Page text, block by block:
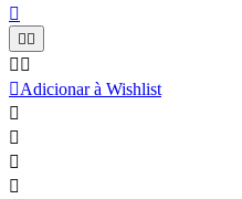

 
 
Adicionar à Wishlist



